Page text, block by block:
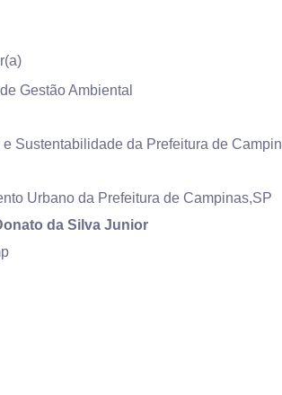
Gestão Ambiental
Sustentabilidade da Prefeitura de
Urbano da Prefeitura de Campinas,SP
da Silva Junior